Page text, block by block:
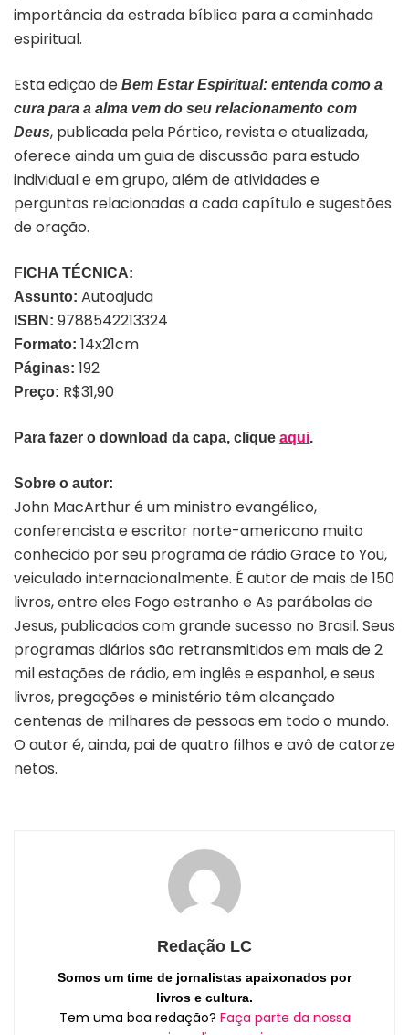
importância da estrada bíblica para a caminhada
espiritual.
Esta edição de Bem Estar Espiritual: entenda como a
cura para a alma vem do seu relacionamento com
Deus, publicada pela Pórtico, revista e atualizada,
oferece ainda um guia de discussão para estudo
individual e em grupo, além de atividades e
perguntas relacionadas a cada capítulo e sugestões
de oração.
FICHA TÉCNICA:
Assunto: Autoajuda
ISBN: 9788542213324
Formato: 14x21cm
Páginas: 192
Preço: R$31,90
Para fazer o download da capa, clique aqui.
Sobre o autor:
John MacArthur é um ministro evangélico,
conferencista e escritor norte-americano muito
conhecido por seu programa de rádio Grace to You,
veiculado internacionalmente. É autor de mais de 150
livros, entre eles Fogo estranho e As parábolas de
Jesus, publicados com grande sucesso no Brasil. Seus
programas diários são retransmitidos em mais de 2
mil estações de rádio, em inglês e espanhol, e seus
livros, pregações e ministério têm alcançado
centenas de milhares de pessoas em todo o mundo.
O autor é, ainda, pai de quatro ­filhos e avô de catorze
netos.
Redação LC
Somos um time de jornalistas apaixonados por
livros e cultura.
Tem uma boa redação? Faça parte da nossa